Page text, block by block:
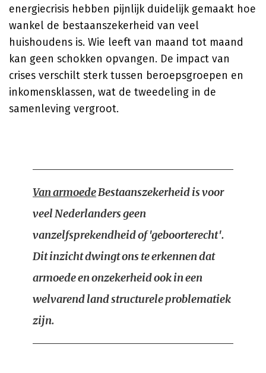
energiecrisis hebben pijnlijk duidelijk gemaakt hoe
wankel de bestaanszekerheid van veel
huishoudens is. Wie leeft van maand tot maand
kan geen schokken opvangen. De impact van
crises verschilt sterk tussen beroepsgroepen en
inkomensklassen, wat de tweedeling in de
samenleving vergroot.
Van armoedeBestaanszekerheid is voor
veel Nederlanders geen
vanzelfsprekendheid of 'geboorterecht'.
Dit inzicht dwingt ons te erkennen dat
armoede en onzekerheid ook in een
welvarend land structurele problematiek
zijn.